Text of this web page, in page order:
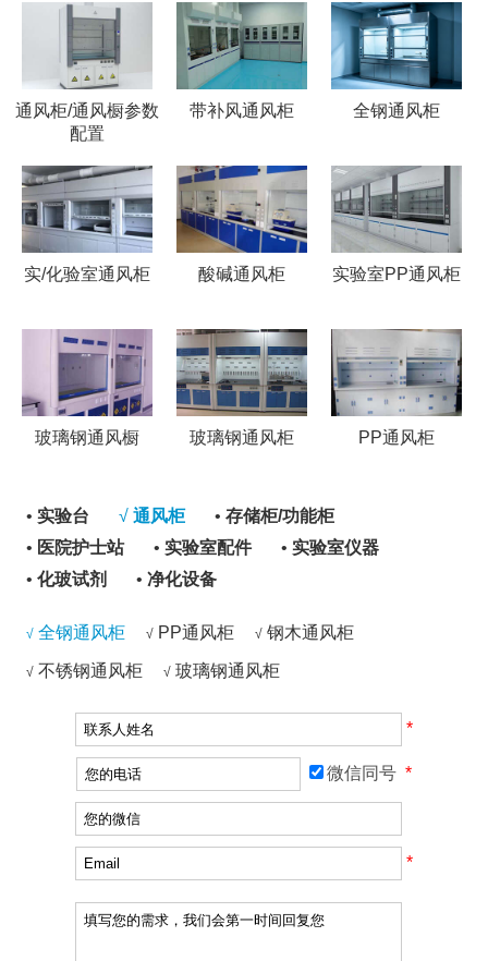
通风柜/通风橱参数
配置
带补风通风柜 全钢通风柜
实/化验室通风柜 酸碱通风柜 实验室PP通风柜
玻璃钢通风橱 玻璃钢通风柜 PP通风柜
• 实验台 √ 通风柜 • 存储柜/功能柜
• 医院护士站 • 实验室配件 • 实验室仪器
• 化玻试剂 • 净化设备
√全钢通风柜 √PP通风柜 √钢木通风柜
√不锈钢通风柜 √玻璃钢通风柜
*
微信同号 *
*